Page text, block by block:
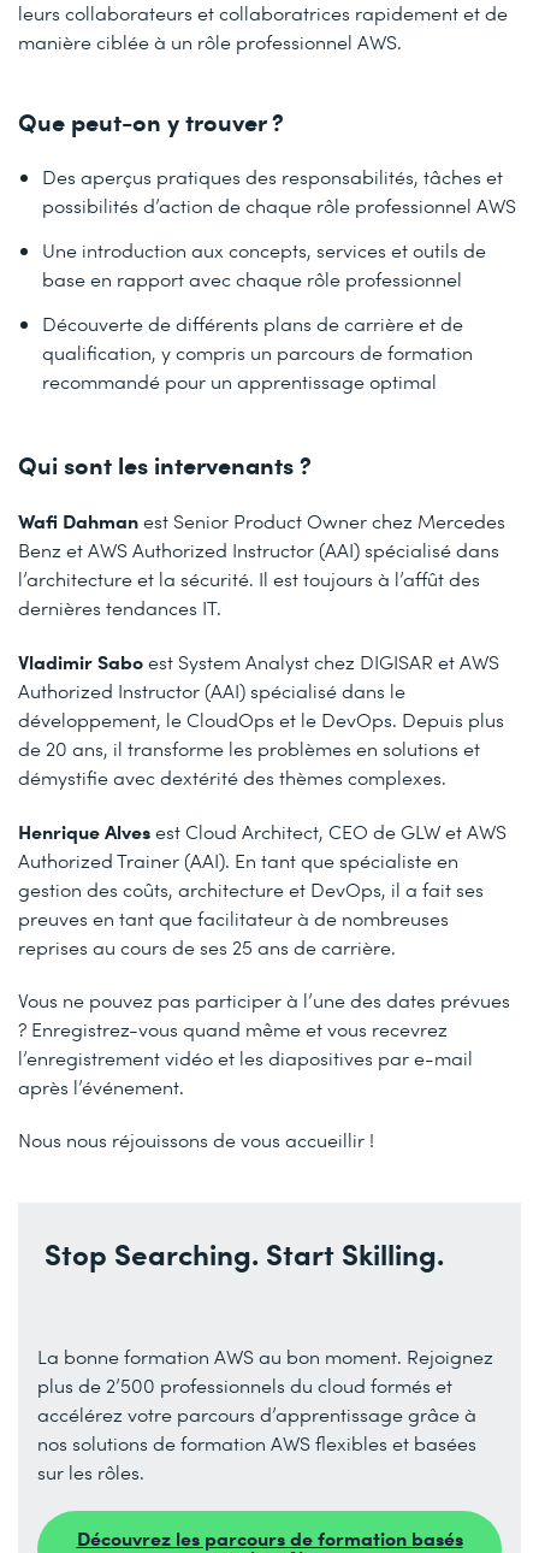
leurs collaborateurs et collaboratrices rapidement et de
manière ciblée à un rôle professionnel AWS.
Que peut-on y trouver ?
Des aperçus pratiques des responsabilités, tâches et
possibilités d’action de chaque rôle professionnel AWS
Une introduction aux concepts, services et outils de
base en rapport avec chaque rôle professionnel
Découverte de différents plans de carrière et de
qualification, y compris un parcours de formation
recommandé pour un apprentissage optimal
Qui sont les intervenants ?
Wafi Dahmanest Senior Product Owner chez Mercedes
Benz et AWS Authorized Instructor (AAI) spécialisé dans
l’architecture et la sécurité. Il est toujours à l’affût des
dernières tendances IT.
Vladimir Saboest System Analyst chez DIGISAR et AWS
Authorized Instructor (AAI) spécialisé dans le
développement, le CloudOps et le DevOps. Depuis plus
de 20 ans, il transforme les problèmes en solutions et
démystifie avec dextérité des thèmes complexes.
Henrique Alvesest Cloud Architect, CEO de GLW et AWS
Authorized Trainer (AAI). En tant que spécialiste en
gestion des coûts, architecture et DevOps, il a fait ses
preuves en tant que facilitateur à de nombreuses
reprises au cours de ses 25 ans de carrière.
Vous ne pouvez pas participer à l’une des dates prévues
? Enregistrez-vous quand même et vous recevrez
l’enregistrement vidéo et les diapositives par e-mail
après l’événement.
Nous nous réjouissons de vous accueillir !
Stop Searching. Start Skilling.
La bonne formation AWS au bon moment. Rejoignez
plus de 2’500 professionnels du cloud formés et
accélérez votre parcours d’apprentissage grâce à
nos solutions de formation AWS flexibles et basées
sur les rôles.
Découvrez les parcours de formation basés